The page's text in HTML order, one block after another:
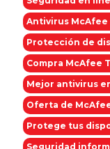
Antivirus
Protección de
Compra McAfee
Mejor antivirus
Oferta de
Protege tus
Seguridad